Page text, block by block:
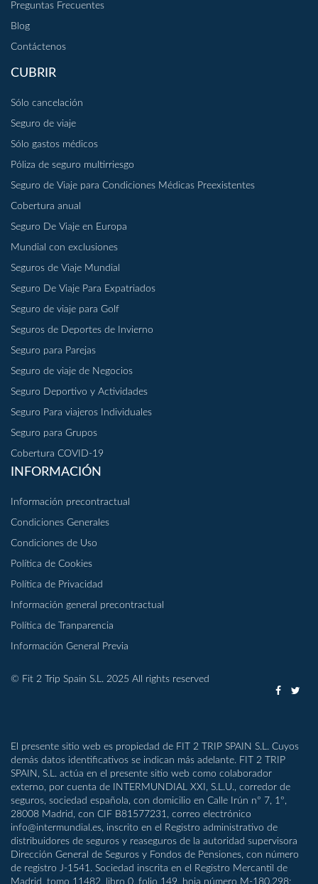
Preguntas Frecuentes
Blog
Contáctenos
CUBRIR
Sólo cancelación
Seguro de viaje
Sólo gastos médicos
Póliza de seguro multirriesgo
Seguro de Viaje para Condiciones Médicas Preexistentes
Cobertura anual
Seguro De Viaje en Europa
Mundial con exclusiones
Seguros de Viaje Mundial
Seguro De Viaje Para Expatriados
Seguro de viaje para Golf
Seguros de Deportes de Invierno
Seguro para Parejas
Seguro de viaje de Negocios
Seguro Deportivo y Actividades
Seguro Para viajeros Individuales
Seguro para Grupos
Cobertura COVID-19
INFORMACIÓN
Información precontractual
Condiciones Generales
Condiciones de Uso
Política de Cookies
Política de Privacidad
Información general precontractual
Política de Tranparencia
Información General Previa
© Fit 2 Trip Spain S.L. 2025 All rights reserved
El presente sitio web es propiedad de FIT 2 TRIP SPAIN S.L. Cuyos
demás datos identificativos se indican más adelante. FIT 2 TRIP
SPAIN, S.L. actúa en el presente sitio web como colaborador
externo, por cuenta de INTERMUNDIAL XXI, S.L.U., corredor de
seguros, sociedad española, con domicilio en Calle Irún nº 7, 1º,
28008 Madrid, con CIF B81577231, correo electrónico
info@intermundial.es, inscrito en el Registro administrativo de
distribuidores de seguros y reaseguros de la autoridad supervisora
Dirección General de Seguros y Fondos de Pensiones, con número
de registro J-1541. Sociedad inscrita en el Registro Mercantil de
Madrid, tomo 11482, libro 0, folio 149, hoja número M-180.298;